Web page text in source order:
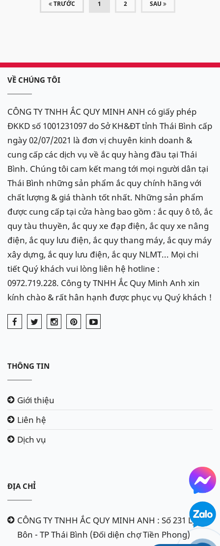
TRƯỚC 1 (CURRENT)
2 SAU
VỀ CHÚNG TÔI
CÔNG TY TNHH ẮC QUY MINH ANH có giấy phép
ĐKKD số 1001231097 do Sở KH&ĐT tỉnh Thái Bình cấp
ngày 02/07/2021 là đơn vị chuyên kinh doanh &
cung cấp các dịch vụ về ắc quy hàng đầu tại Thái
Bình. Chúng tôi cam kết mang tới mọi người dân tại
Thái Bình những sản phẩm ắc quy chính hãng với
chất lượng & giá thành tốt nhất. Những sản phẩm
được cung cấp tại cửa hàng bao gồm : ắc quy ô tô, ắc
quy tàu thuyền, ắc quy xe đạp điện, ắc quy xe nâng
điện, ắc quy lưu điện, ắc quy thang máy, ắc quy máy
xây dựng, ắc quy lưu điện, ắc quy NLMT... Mọi chi
tiết Quý khách vui lòng liên hệ hotline :
0972.719.228. Công ty TNHH Ắc Quy Minh Anh xin
kính chào & rất hân hạnh được phục vụ Quý khách !
THÔNG TIN
Giới thiệu
Liên hệ
Dịch vụ
ĐỊA CHỈ
CÔNG TY TNHH ẮC QUY MINH ANH : Số 231 Lý
Bôn - TP Thái Bình (Đối diện chợ Tiền Phong)